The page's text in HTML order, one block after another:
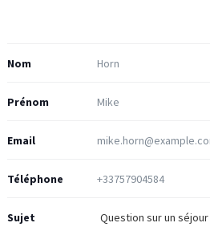
Nom
Prénom
Email
Téléphone
Sujet